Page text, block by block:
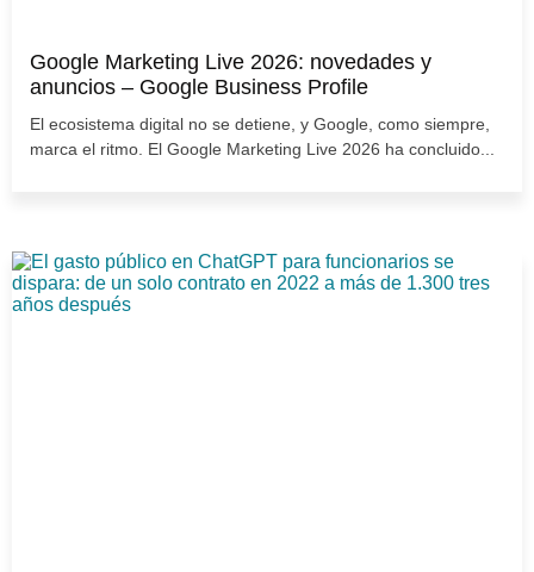
Google Marketing Live 2026: novedades y
anuncios – Google Business Profile
El ecosistema digital no se detiene, y Google, como siempre,
marca el ritmo. El Google Marketing Live 2026 ha concluido...